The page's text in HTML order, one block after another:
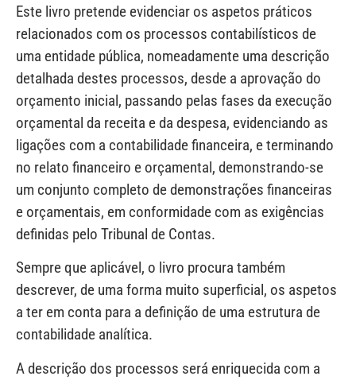
Este livro pretende evidenciar os aspetos práticos
relacionados com os processos contabilísticos de
uma entidade pública, nomeadamente uma descrição
detalhada destes processos, desde a aprovação do
orçamento inicial, passando pelas fases da execução
orçamental da receita e da despesa, evidenciando as
ligações com a contabilidade financeira, e terminando
no relato financeiro e orçamental, demonstrando-se
um conjunto completo de demonstrações financeiras
e orçamentais, em conformidade com as exigências
definidas pelo Tribunal de Contas.
Sempre que aplicável, o livro procura também
descrever, de uma forma muito superficial, os aspetos
a ter em conta para a definição de uma estrutura de
contabilidade analítica.
A descrição dos processos será enriquecida com a